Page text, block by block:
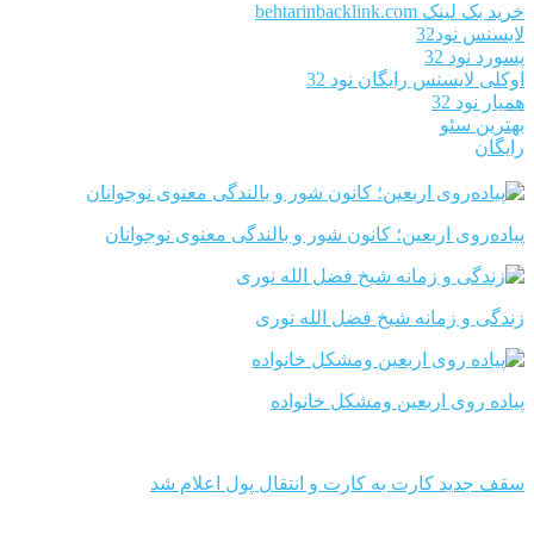
خرید بک لینک behtarinbacklink.com
لایسنس نود32
پسورد نود 32
اوکلی لایسنس رایگان نود 32
همیار نود 32
بهترین سئو
رایگان
پیاده‌روی اربعین؛ کانون شور و بالندگی معنوی نوجوانان
زندگی و زمانه شیخ فضل الله نوری
پیاده روی اربعین ومشکل خانواده
سقف جدید کارت به کارت و انتقال پول اعلام شد